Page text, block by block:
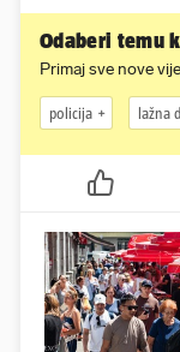
Odaberi temu
Primaj sve nove
policija lažna